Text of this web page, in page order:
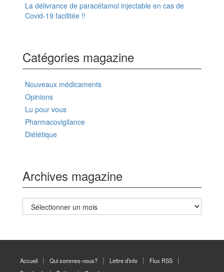
La délivrance de paracétamol injectable en cas de
Covid-19 facilitée !!
Catégories magazine
Nouveaux médicaments
Opinions
Lu pour vous
Pharmacovigilance
Diététique
Archives magazine
Archives
magazine
Accueil Qui sommes-nous? Lettre d’info
Flux RSS